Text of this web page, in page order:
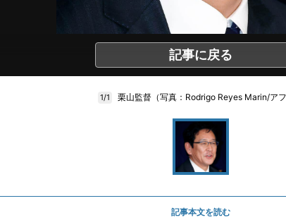
記事に戻る
1/1 栗山監督（写真：Rodrigo Reyes Marin/アフ
記事本文を読む